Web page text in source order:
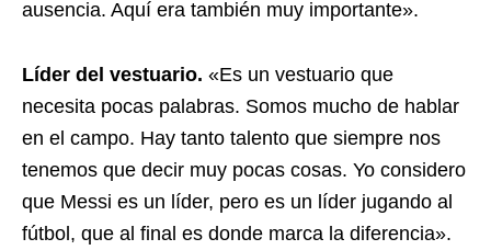
ausencia. Aquí era también muy importante».
Líder del vestuario. «Es un vestuario que
necesita pocas palabras. Somos mucho de hablar
en el campo. Hay tanto talento que siempre nos
tenemos que decir muy pocas cosas. Yo considero
que Messi es un líder, pero es un líder jugando al
fútbol, que al final es donde marca la diferencia».